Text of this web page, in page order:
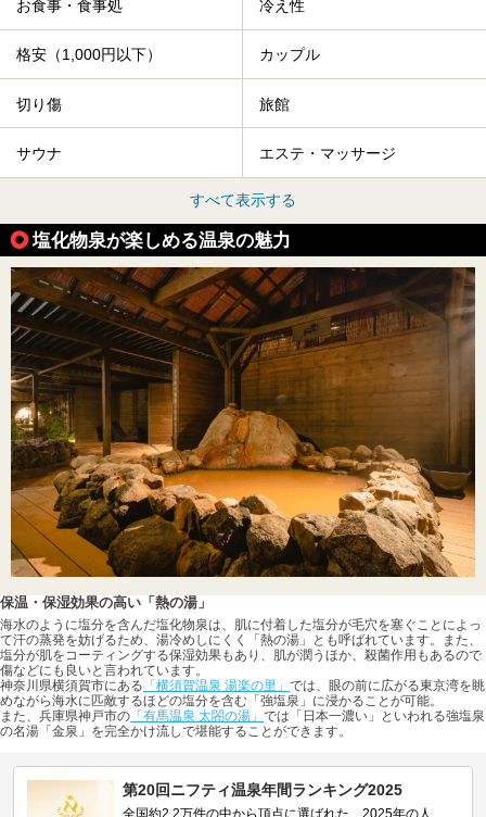
お食事・食事処 冷え性
格安（1,000円以下） カップル
切り傷 旅館
サウナ エステ・マッサージ
すべて表示する
塩化物泉が楽しめる温泉の魅力
保温・保湿効果の高い「熱の湯」
海水のように塩分を含んだ塩化物泉は、肌に付着した塩分が毛穴を塞ぐことによっ
て汗の蒸発を妨げるため、湯冷めしにくく「熱の湯」とも呼ばれています。また、
塩分が肌をコーティングする保湿効果もあり、肌が潤うほか、殺菌作用もあるので
傷などにも良いと言われています。
神奈川県横須賀市にある 「横須賀温泉 湯楽の里」 では、眼の前に広がる東京湾を眺
めながら海水に匹敵するほどの塩分を含む「強塩泉」に浸かることが可能。
また、兵庫県神戸市の 「有馬温泉 太閤の湯」 では「日本一濃い」といわれる強塩泉
の名湯「金泉」を完全かけ流しで堪能することができます。
第20回ニフティ温泉年間ランキング2025